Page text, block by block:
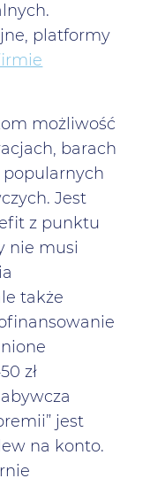
platformy
możliwość
barach
popularnych
Jest
z punktu
nie musi
także
zł
jest
na konto.